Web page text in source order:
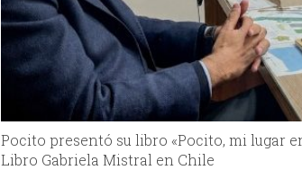
Pocito presentó su libro «Pocito, mi lugar
Libro Gabriela Mistral en Chile